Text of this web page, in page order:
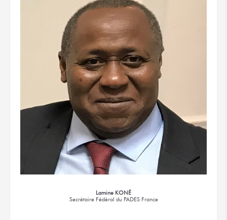
Lamine KONÉ
Secrétaire Fédéral du PADES France